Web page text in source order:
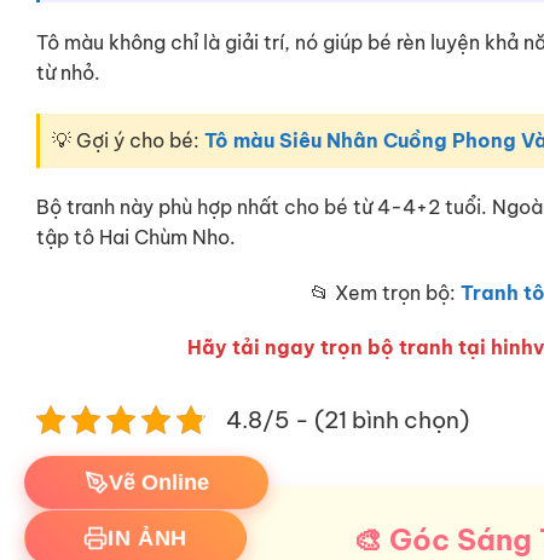
Tô màu không chỉ là giải trí, nó giúp bé rèn luyện khả
từ nhỏ.
💡 Gợi ý cho bé: Tô màu Siêu Nhân Cuồng Phong
Bộ tranh này phù hợp nhất cho bé từ 4-4+2 tuổi.
tập tô Hai Chùm Nho.
📂 Xem trọn bộ: Tranh
Hãy tải ngay trọn bộ tranh tại
4.8/5 - (21 bình chọn)
🎨 Góc Sáng
Vẽ Online
IN ẢNH